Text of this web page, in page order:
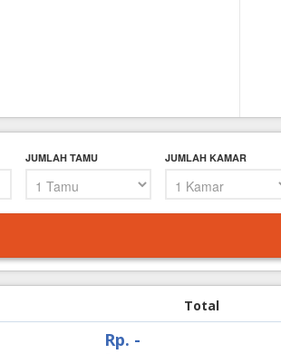
JUMLAH TAMU JUMLAH KAMAR
Total
Rp. -